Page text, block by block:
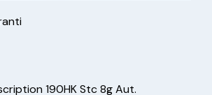
190HK Stc 8g Aut.